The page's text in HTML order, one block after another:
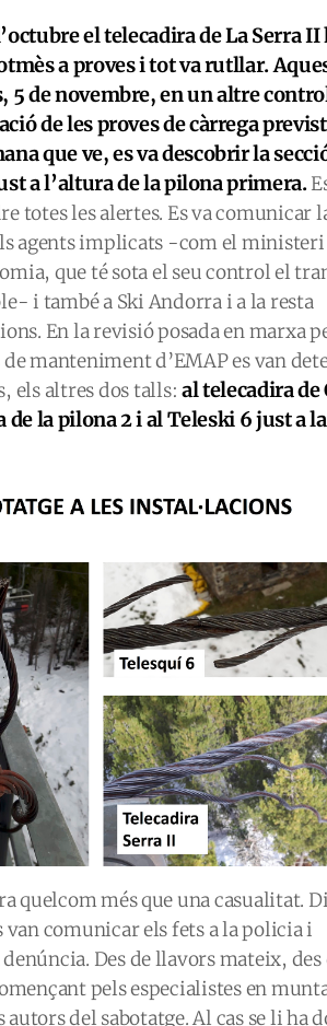
el telecadira de La Serra II
a proves i tot va rutllar.
5 de novembre, en un altre
de les proves de càrrega
que ve, es va descobrir la
a l’altura de la pilona primera.
totes les alertes. Es va comunicar
agents implicats -com el ministeri
que té sota el seu control el
i també a Ski Andorra i a la resta
En la revisió posada en marxa
manteniment d’EMAP es van
els altres dos talls:al telecadira de
de la pilona 2 i al Teleski 6 just a
quelcom més que una casualitat.
comunicar els fets a la policia i
Des de llavors mateix, des
pels especialistes en
del sabotatge. Al cas se li ha